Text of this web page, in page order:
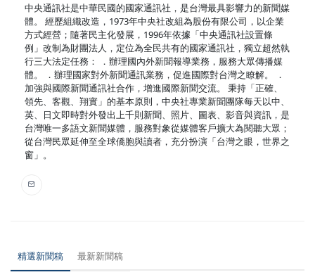
中央通訊社是中華民國的國家通訊社，是台灣最具影響力的新聞媒
體。 經歷組織改造，1973年中央社改組為股份有限公司，以企業
方式經營；隨著民主化發展，1996年依據「中央通訊社設置條
例」改制為財團法人，定位為全民共有的國家通訊社，獨立超然執
行三大法定任務： ．辦理國內外新聞報導業務，服務大眾傳播媒
體。 ．辦理國家對外新聞通訊業務，促進國際對台灣之瞭解。 ．
加強與國際新聞通訊社合作，增進國際新聞交流。 秉持「正確、
領先、客觀、翔實」的基本原則，中央社專業新聞團隊每天以中、
英、日文即時對外發出上千則新聞、照片、圖表、影音與資訊，是
台灣唯一多語文新聞媒體，服務對象從媒體客戶擴大為閱聽大眾；
從台灣民眾延伸至全球僑胞與讀者，充分扮演「台灣之眼，世界之
窗」。
精選新聞稿 最新新聞稿